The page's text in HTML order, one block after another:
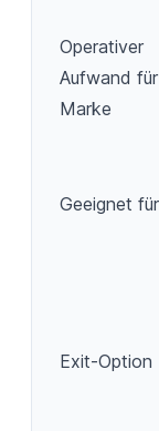
Operativer
Aufwand für
Marke
Geeignet für
Exit-Option